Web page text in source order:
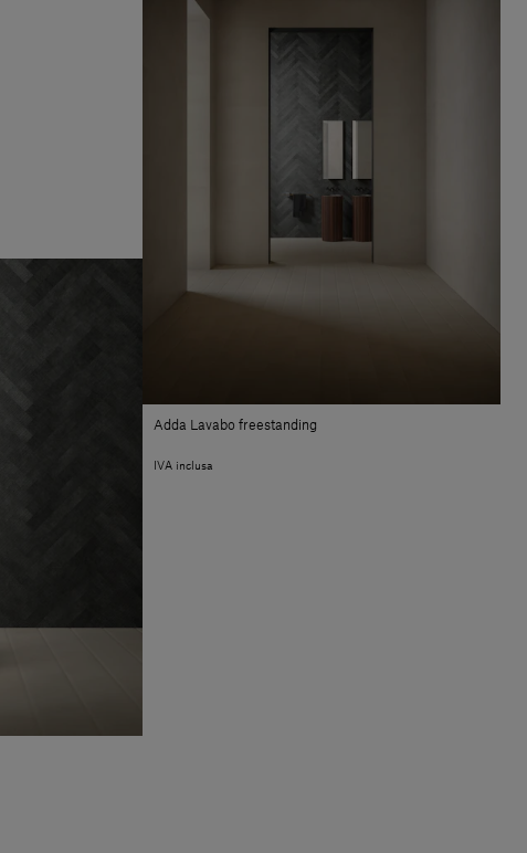
Adda Lavabo freestanding
IVA inclusa